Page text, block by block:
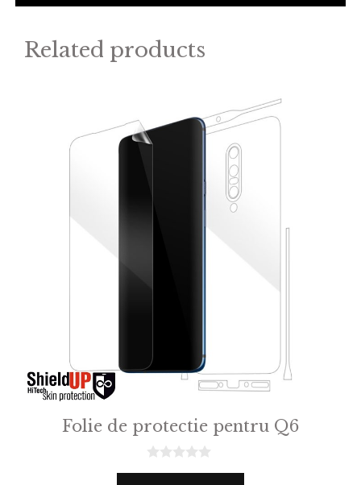
Related products
Folie de protectie pentru Q6
0